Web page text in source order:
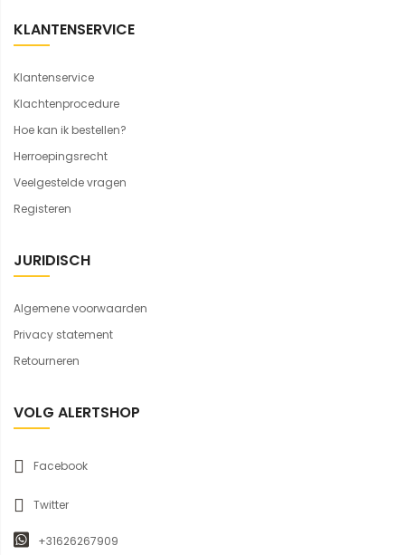
KLANTENSERVICE
Klantenservice
Klachtenprocedure
Hoe kan ik bestellen?
Herroepingsrecht
Veelgestelde vragen
Registeren
JURIDISCH
Algemene voorwaarden
Privacy statement
Retourneren
VOLG ALERTSHOP
Facebook
Twitter
+31626267909